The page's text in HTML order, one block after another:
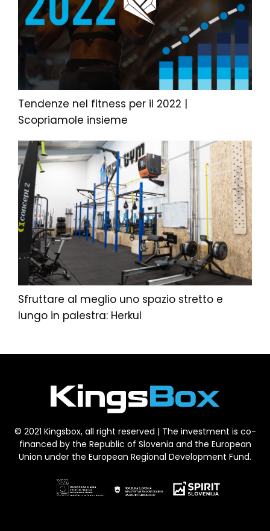
Tendenze nel fitness per il 2022 |
Scopriamole insieme
Sfruttare al meglio uno spazio stretto e
lungo in palestra: Herkul
© 2021 Kingsbox, all right reserved | The investment is co-
financed by the Republic of Slovenia and the European
Union under the European Regional Development Fund.